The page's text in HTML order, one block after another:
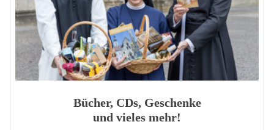
Bücher, CDs, Geschenke
und vieles mehr!